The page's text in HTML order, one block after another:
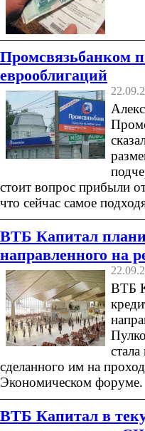
Промсвязьбанком
еврооблигаций
стоит вопрос прибыли
что сейчас самое
ВТБ Капитал
направленного на
ВТБ
сделанного им на
Экономическом форуме.
ВТБ Капитал в